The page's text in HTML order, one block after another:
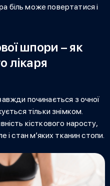
біль може повертатися і
шпори – як
лікаря
починається з очної
тільки знімком.
кісткового наросту,
і стан м’яких тканин стопи.